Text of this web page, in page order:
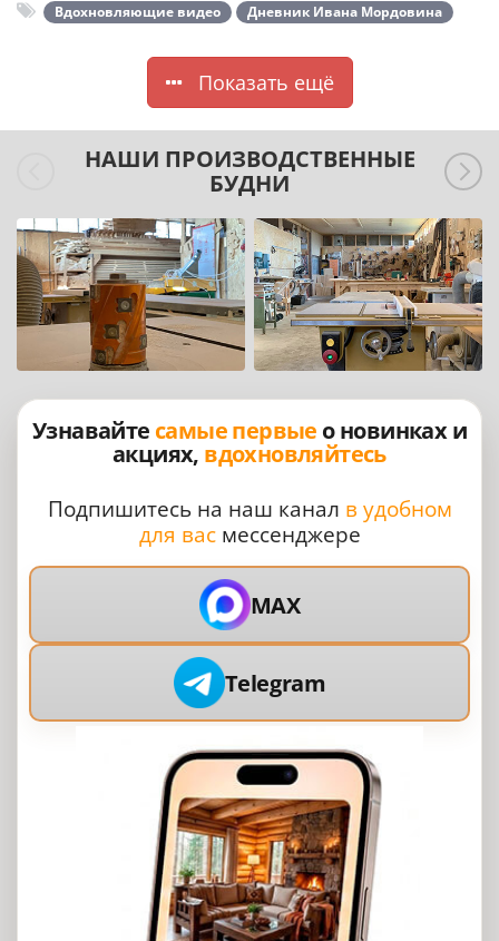
Вдохновляющие видео
Дневник Ивана Мордовина
Показать ещё
НАШИ ПРОИЗВОДСТВЕННЫЕ
БУДНИ
Узнавайте самые первые о новинках и
акциях, вдохновляйтесь
Подпишитесь на наш канал в удобном
для васмессенджере
MAX
Telegram